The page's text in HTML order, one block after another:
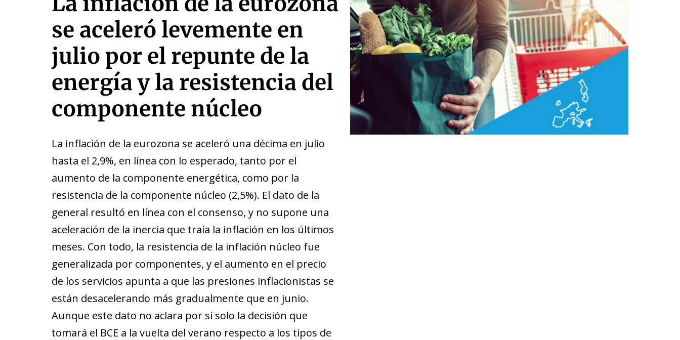
se aceleró levemente en
julio por el repunte de la
energía y la resistencia del
componente núcleo
La inflación de la eurozona se aceleró una décima en julio
hasta el 2,9%, en línea con lo esperado, tanto por el
aumento de la componente energética, como por la
resistencia de la componente núcleo (2,5%). El dato de la
general resultó en línea con el consenso, y no supone una
aceleración de la inercia que traía la inflación en los últimos
meses. Con todo, la resistencia de la inflación núcleo fue
generalizada por componentes, y el aumento en el precio
de los servicios apunta a que las presiones inflacionistas se
están desacelerando más gradualmente que en junio.
Aunque este dato no aclara por sí solo la decisión que
tomará el BCE a la vuelta del verano respecto a los tipos de